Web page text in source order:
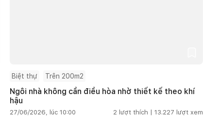
Biệt thự Trên 200m2
Ngôi nhà không cần điều hòa nhờ thiết kế theo khí
hậu
27/06/2026, lúc 10:00 2 lượt thích | 13.227 lượt xem